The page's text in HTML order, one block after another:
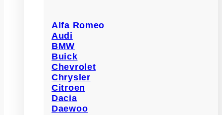
Alfa Romeo
Audi
BMW
Buick
Chevrolet
Chrysler
Citroen
Dacia
Daewoo